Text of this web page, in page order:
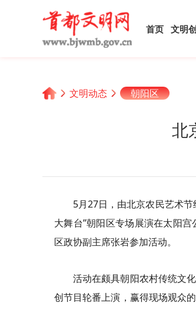
首页 文明
文明动态 朝阳区
北
5月27日，由北京农民艺术
大舞台”朝阳区专场展演在太阳
区政协副主席张岩参加活动。
活动在颇具朝阳农村传统文
创节目轮番上演，赢得现场观众